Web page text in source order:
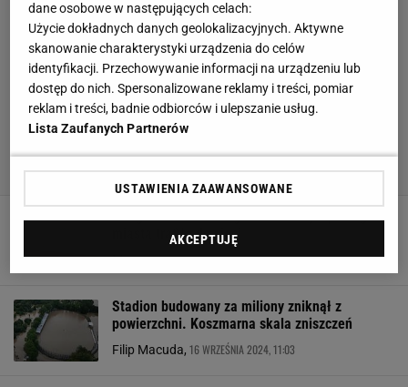
"Tragedia u nas". Nagranie z 20-tysięcznego
miasta trafiło do sieci
Marcin Jaz,16 WRZEŚNIA 2024, 16:28
Stadion budowany za miliony zniknął z
powierzchni. Koszmarna skala zniszczeń
Filip Macuda, 16 WRZEŚNIA 2024, 11:03
dane osobowe w następujących celach:
Użycie dokładnych danych geolokalizacyjnych. Aktywne
skanowanie charakterystyki urządzenia do celów
identyfikacji. Przechowywanie informacji na urządzeniu lub
dostęp do nich. Spersonalizowane reklamy i treści, pomiar
reklam i treści, badnie odbiorców i ulepszanie usług.
Lista Zaufanych Partnerów
USTAWIENIA ZAAWANSOWANE
AKCEPTUJĘ